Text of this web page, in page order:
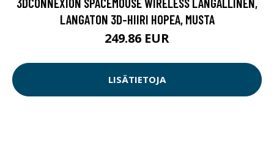
LANGATON 3D-HIIRI HOPEA, MUSTA
249.86 EUR
LISÄTIETOJA